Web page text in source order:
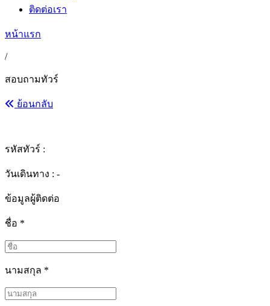
ติดต่อเรา
หน้าแรก
/
สอบถามทัวร์
ย้อนกลับ
รหัสทัวร์ :
วันเดินทาง : -
ข้อมูลผู้ติดต่อ
ชื่อ *
นามสกุล *